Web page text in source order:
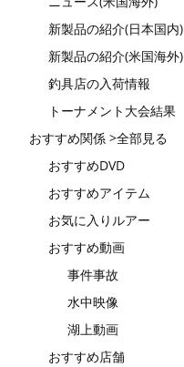
新製品の紹介(日本国内)
新製品の紹介(米国海外)
釣具店の入荷情報
トーナメント大会結果
おすすめ関係 >全部見る
おすすめDVD
おすすめアイテム
お気に入りルアー
おすすめ動画
事件事故
水中映像
湖上動画
おすすめ店舗